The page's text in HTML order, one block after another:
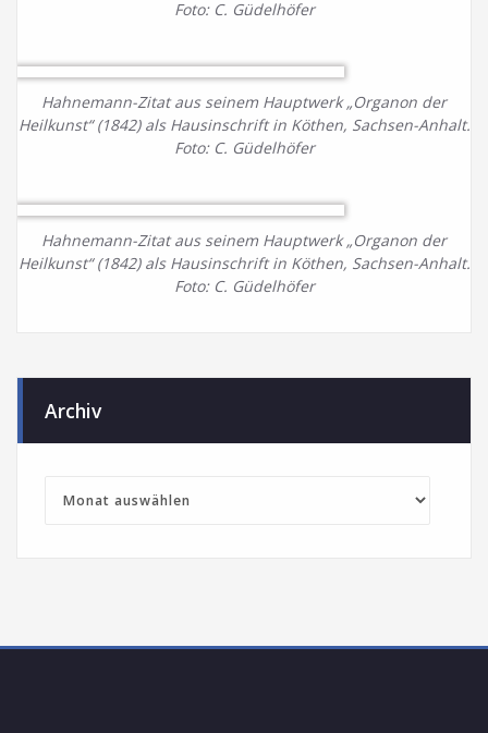
Foto: C. Güdelhöfer
Hahnemann-Zitat aus seinem Hauptwerk „Organon der
Heilkunst“ (1842) als Hausinschrift in Köthen, Sachsen-Anhalt.
Foto: C. Güdelhöfer
Hahnemann-Zitat aus seinem Hauptwerk „Organon der
Heilkunst“ (1842) als Hausinschrift in Köthen, Sachsen-Anhalt.
Foto: C. Güdelhöfer
Archiv